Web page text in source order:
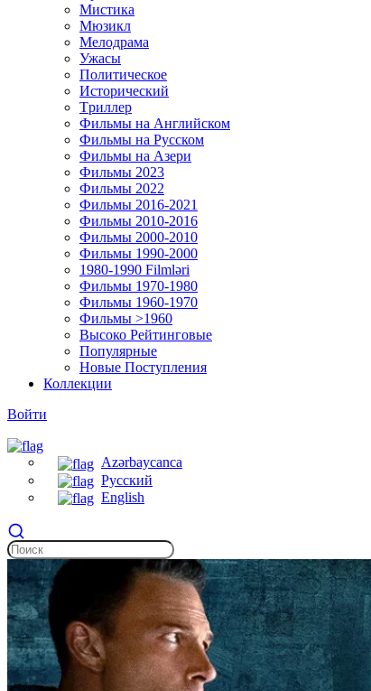
Мистика
Мюзикл
Мелодрама
Ужасы
Политическое
Исторический
Tриллер
Фильмы на Английском
Фильмы на Русском
Фильмы на Азери
Фильмы 2023
Фильмы 2022
Фильмы 2016-2021
Фильмы 2010-2016
Фильмы 2000-2010
Фильмы 1990-2000
1980-1990 Filmləri
Фильмы 1970-1980
Фильмы 1960-1970
Фильмы >1960
Высоко Рейтинговые
Популярные
Новые Поступления
Коллекции
Войти
Azərbaycanca
Русский
English